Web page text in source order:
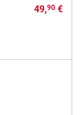
49,90€